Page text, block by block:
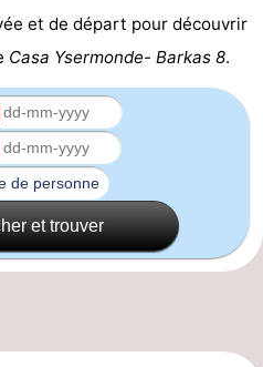
et de départ pour découvrir
Casa Ysermonde- Barkas 8.
et trouver